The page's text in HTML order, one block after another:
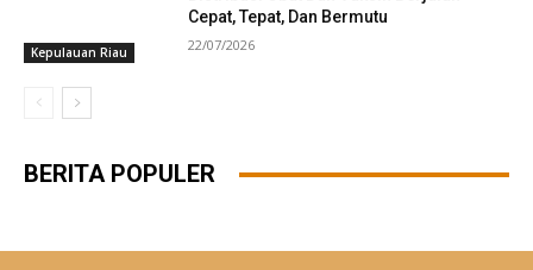
Kepulauan Riau
Cepat, Tepat, Dan Bermutu
22/07/2026
BERITA POPULER